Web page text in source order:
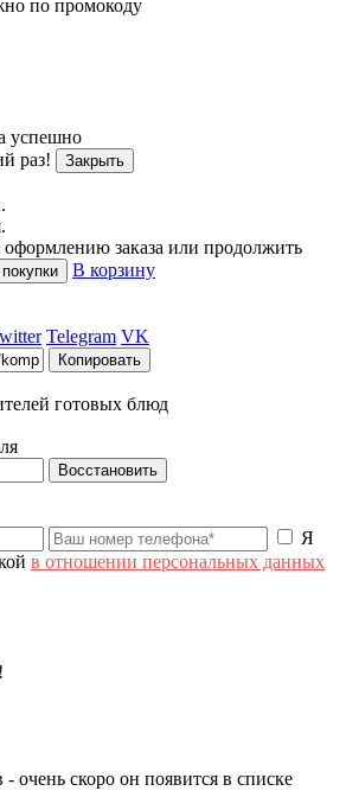
по промокоду
успешно
раз!
Закрыть
заказа или продолжить
В корзину
Telegram VK
Копировать
готовых блюд
Восстановить
Я
в отношении персональных данных
очень скоро он появится в списке